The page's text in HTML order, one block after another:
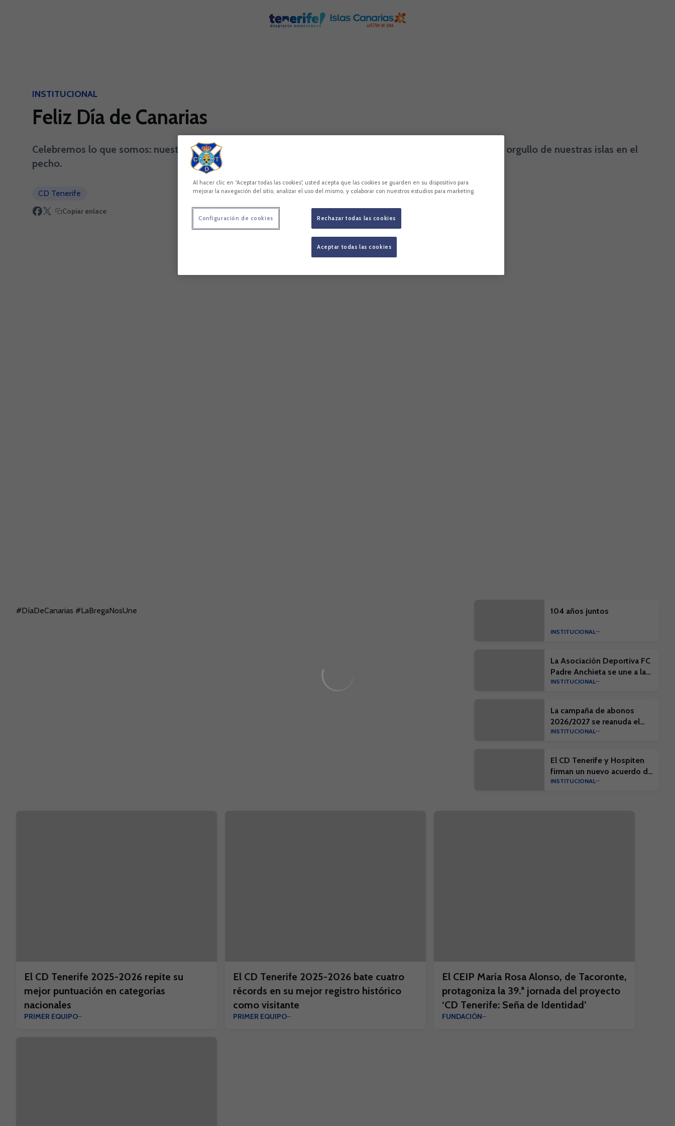
INSTITUCIONAL
Feliz Día de Canarias
Celebremos lo que somos: nuestra gente, nuestra tierra. Nuestra identidad, única, que nos une llevando el orgullo de nuestras islas en el
pecho.
CD Tenerife
Copiar enlace
#DíaDeCanarias #LaBregaNosUne 104 años juntos
INSTITUCIONAL
La Asociación Deportiva FC
Padre Anchieta se une a la
campaña ‘Por una Isla
INSTITUCIONAL
La campaña de abonos
2026/2027 se reanuda el
próximo día 10 de agosto
INSTITUCIONAL
El CD Tenerife y Hospiten
firman un nuevo acuerdo de
colaboración
INSTITUCIONAL
El CD Tenerife 2025-2026 repite su
mejor puntuación en categorías
nacionales
PRIMER EQUIPO
El CD Tenerife 2025-2026 bate cuatro
récords en su mejor registro histórico
como visitante
PRIMER EQUIPO
El CEIP María Rosa Alonso, de Tacoronte,
protagoniza la 39.ª jornada del proyecto
‘CD Tenerife: Seña de Identidad’
FUNDACIÓN
Al hacer clic en “Aceptar todas las cookies”, usted acepta que las cookies se guarden en su dispositivo para
mejorar la navegación del sitio, analizar el uso del mismo, y colaborar con nuestros estudios para marketing.
Rechazar todas las cookies
Aceptar todas las cookies
Configuración de cookies